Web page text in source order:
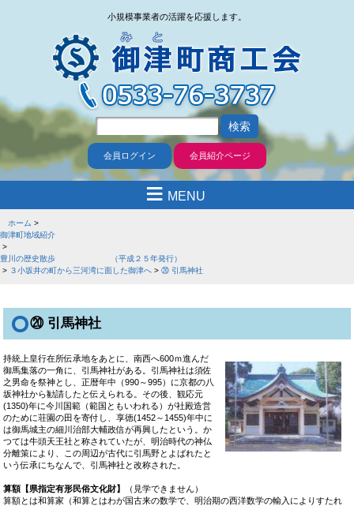
小規模事業者の活躍を応援します。
会員ログイン 会員紹介ページ
≡ MENU
ホーム
御津町地域紹介
豊川の歴史散歩 （平成２５年発行）
３小坂井の町から三河湾に面した御津へ
⑳ 引馬神社
⑳ 引馬神社
持統上皇行在所伝承地をあとに、南西へ600ｍ進んだ
御馬集落の一角に、引馬神社がある。引馬神社は須佐
之男命を祭神とし、正暦年中（990～995）に京都の八
坂神社から勧請したと伝えられる。その後、観応元
(1350)年に今川国範（範国ともいわれる）が社殿造営
のために荘園の田を寄付し、享徳(1452～1455)年中に
は御馬城主の細川治部大輔政信が再興したという。か
つては牛頭天王社と称されていたが、明治時代の神仏
分離策により、この周辺が古代に引馬野とよばれたと
いう伝承にちなんで、引馬神社と改称された。
算額【県指定有形民俗文化財】
（見学できません）
算額とは和算家（和算とはわが国古来の数学で、明治期の西洋数学の輸入によりすたれ